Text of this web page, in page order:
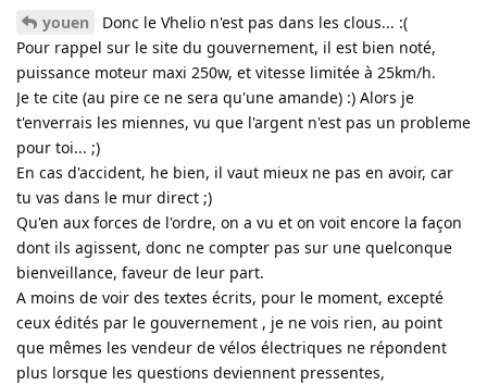
youen
Donc le Vhelio n'est pas dans les clous... :(
Pour rappel sur le site du gouvernement, il est bien noté,
puissance moteur maxi 250w, et vitesse limitée à 25km/h.
Je te cite (au pire ce ne sera qu'une amande) :) Alors je
t'enverrais les miennes, vu que l'argent n'est pas un probleme
pour toi... ;)
En cas d'accident, he bien, il vaut mieux ne pas en avoir, car
tu vas dans le mur direct ;)
Qu'en aux forces de l'ordre, on a vu et on voit encore la façon
dont ils agissent, donc ne compter pas sur une quelconque
bienveillance, faveur de leur part.
A moins de voir des textes écrits, pour le moment, excepté
ceux édités par le gouvernement , je ne vois rien, au point
que mêmes les vendeur de vélos électriques ne répondent
plus lorsque les questions deviennent pressentes,